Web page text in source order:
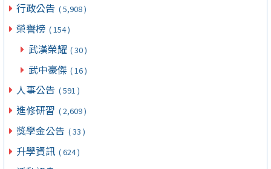
行政公告 ( 5,908 )
榮譽榜 ( 154 )
武漢榮耀 ( 30 )
武中豪傑 ( 16 )
人事公告 ( 591 )
進修研習 ( 2,609 )
獎學金公告 ( 33 )
升學資訊 ( 624 )